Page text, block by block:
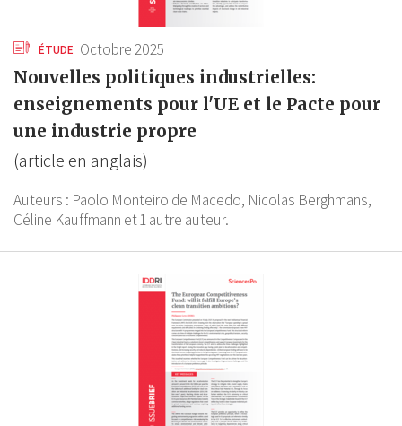
ÉTUDE Octobre 2025
Nouvelles politiques industrielles:
enseignements pour l'UE et le Pacte pour
une industrie propre
(article en anglais)
Auteurs : Paolo Monteiro de Macedo, Nicolas Berghmans,
Céline Kauffmann et 1 autre auteur.